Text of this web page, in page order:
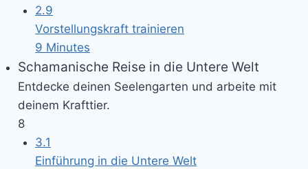
2.9
Vorstellungskraft trainieren
9 Minutes
Schamanische Reise in die Untere Welt
Entdecke deinen Seelengarten und arbeite mit
deinem Krafttier.
8
3.1
Einführung in die Untere Welt